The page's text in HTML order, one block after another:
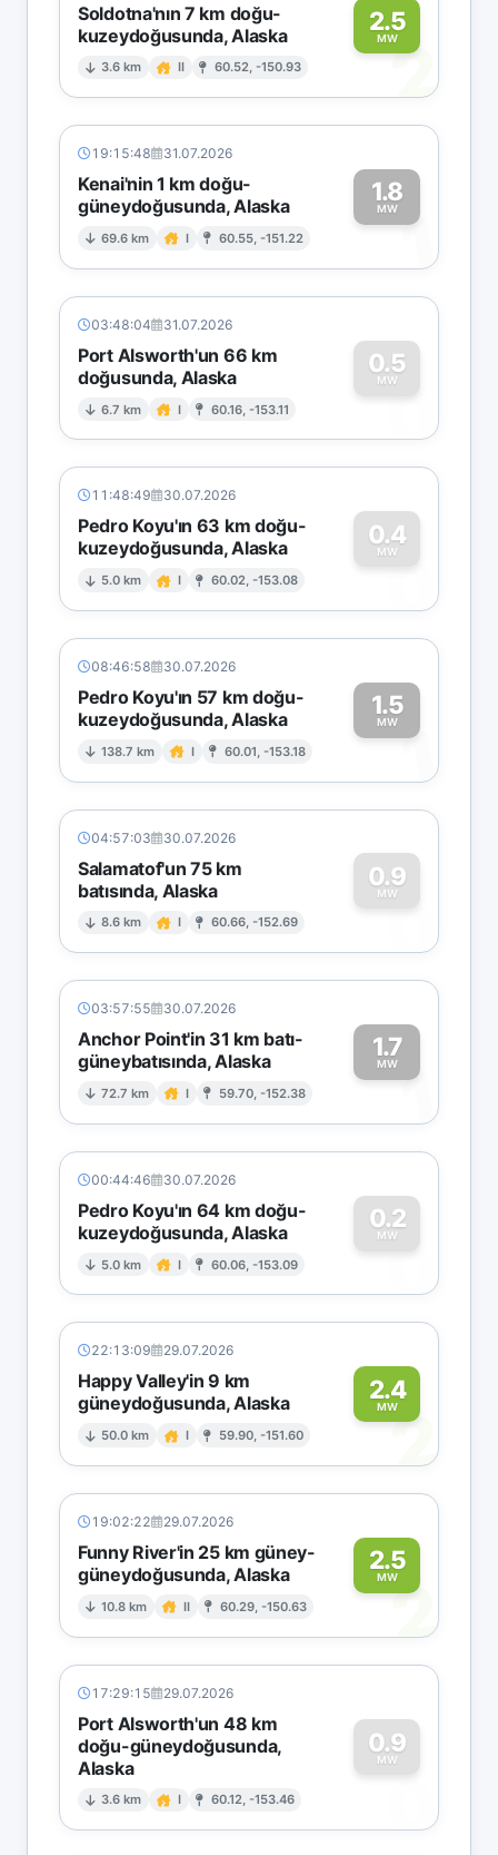
Soldotna'nın 7 km doğu-
kuzeydoğusunda, Alaska
3.6 km II 60.52, -150.93
2.5
MW2
19:15:48 31.07.2026
Kenai'nin 1 km doğu-
güneydoğusunda, Alaska
69.6 km I 60.55, -151.22
1.8
MW1
03:48:04 31.07.2026
Port Alsworth'un 66 km
doğusunda, Alaska
6.7 km I 60.16, -153.11
0.5
MW
0
11:48:49 30.07.2026
Pedro Koyu'ın 63 km doğu-
kuzeydoğusunda, Alaska
5.0 km I 60.02, -153.08
0.4
MW
0
08:46:58 30.07.2026
Pedro Koyu'ın 57 km doğu-
kuzeydoğusunda, Alaska
138.7 km I 60.01, -153.18
1.5
MW1
04:57:03 30.07.2026
Salamatof'un 75 km
batısında, Alaska
8.6 km I 60.66, -152.69
0.9
MW
0
03:57:55 30.07.2026
Anchor Point'in 31 km batı-
güneybatısında, Alaska
72.7 km I 59.70, -152.38
1.7
MW1
00:44:46 30.07.2026
Pedro Koyu'ın 64 km doğu-
kuzeydoğusunda, Alaska
5.0 km I 60.06, -153.09
0.2
MW
0
22:13:09 29.07.2026
Happy Valley'in 9 km
güneydoğusunda, Alaska
50.0 km I 59.90, -151.60
2.4
MW2
19:02:22 29.07.2026
Funny River'in 25 km güney-
güneydoğusunda, Alaska
10.8 km II 60.29, -150.63
2.5
MW2
17:29:15 29.07.2026
Port Alsworth'un 48 km
doğu-güneydoğusunda,
Alaska
3.6 km I 60.12, -153.46
0.9
MW
0